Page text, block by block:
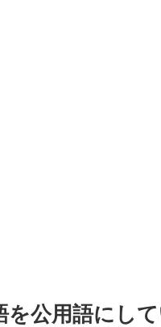
を公用語にし